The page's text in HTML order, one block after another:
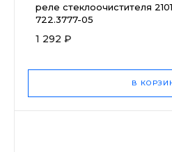
реле стеклоочистителя
722.3777-05
1 292 ₽
В